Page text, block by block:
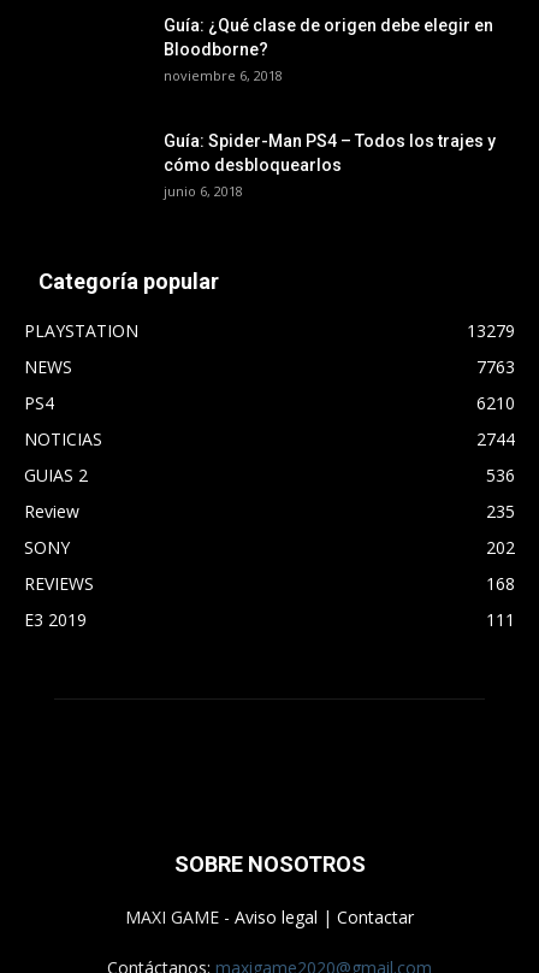
Guía: ¿Qué clase de origen debe elegir en
Bloodborne?
noviembre 6, 2018
Guía: Spider-Man PS4 – Todos los trajes y
cómo desbloquearlos
junio 6, 2018
Categoría popular
PLAYSTATION
13279
NEWS
7763
PS4
6210
NOTICIAS
2744
GUIAS 2
536
Review
235
SONY
202
REVIEWS
168
E3 2019
111
SOBRE NOSOTROS
MAXI GAME - Aviso legal | Contactar
Contáctanos: maxigame2020@gmail.com